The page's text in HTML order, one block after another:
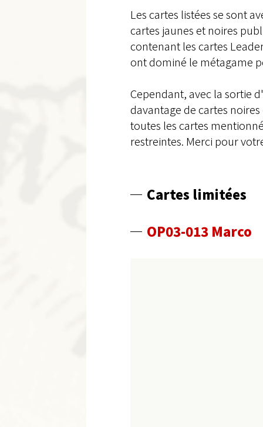
Les cartes listées se sont
cartes jaunes et noires
contenant les cartes
ont dominé le métagame
Cependant, avec la sortie
davantage de cartes
toutes les cartes
restreintes. Merci pour
Cartes limitées
OP03-013 Marco